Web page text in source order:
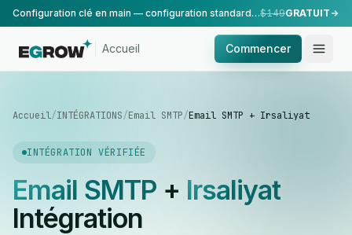
Configuration clé en main — configuration standard, réalisée par notre équipe.$149GRATUIT
Accueil Commencer
Accueil/INTÉGRATIONS/Email SMTP/Email SMTP + Irsaliyat
INTÉGRATION VÉRIFIÉE
Email SMTP+ Irsaliyat
Intégration